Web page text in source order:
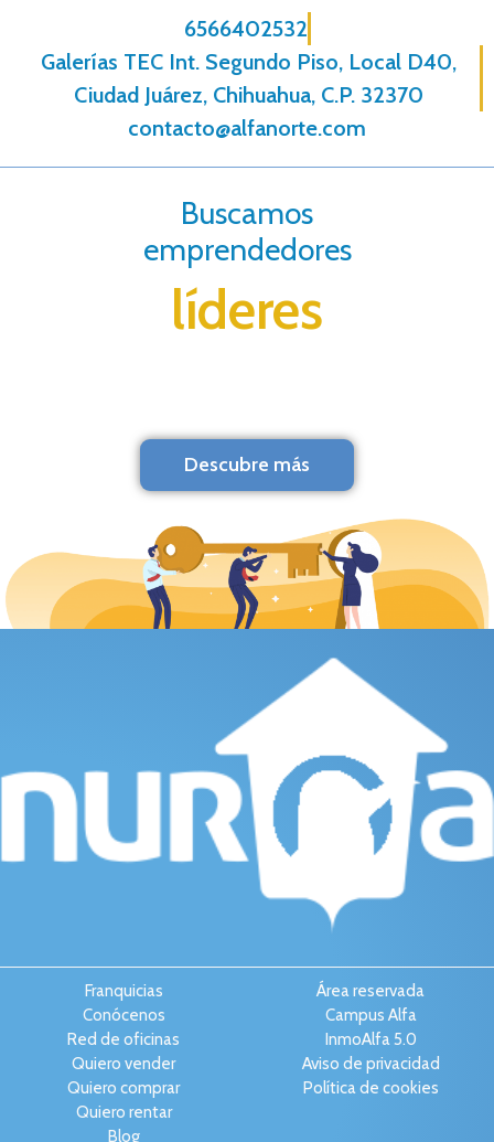
6566402532
Galerías TEC Int. Segundo Piso, Local D40,
Ciudad Juárez, Chihuahua, C.P. 32370
contacto@alfanorte.com
Buscamos
emprendedores
líderes
Descubre más
Franquicias
Conócenos
Red de oficinas
Quiero vender
Quiero comprar
Quiero rentar
Blog
Área reservada
Campus Alfa
InmoAlfa 5.0
Aviso de privacidad
Política de cookies